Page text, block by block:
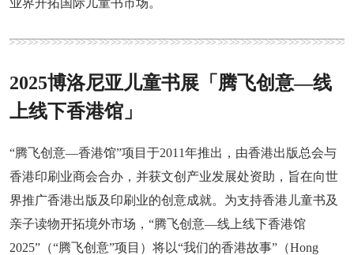
业界开拓国际儿童书市场。
2025博洛尼亚儿童书展「腾飞创意—线
上线下香港馆」
“腾飞创意—香港馆”项目于2011年推出，由香港出版总会与
香港印刷业商会合办，并获文创产业发展处资助，旨在向世
界推广香港出版及印刷业的创意成就。为支持香港儿童书及
亲子读物开拓境外市场，“腾飞创意—线上线下香港馆
2025”（“腾飞创意”项目）将以“我们的香港故事”（Hong